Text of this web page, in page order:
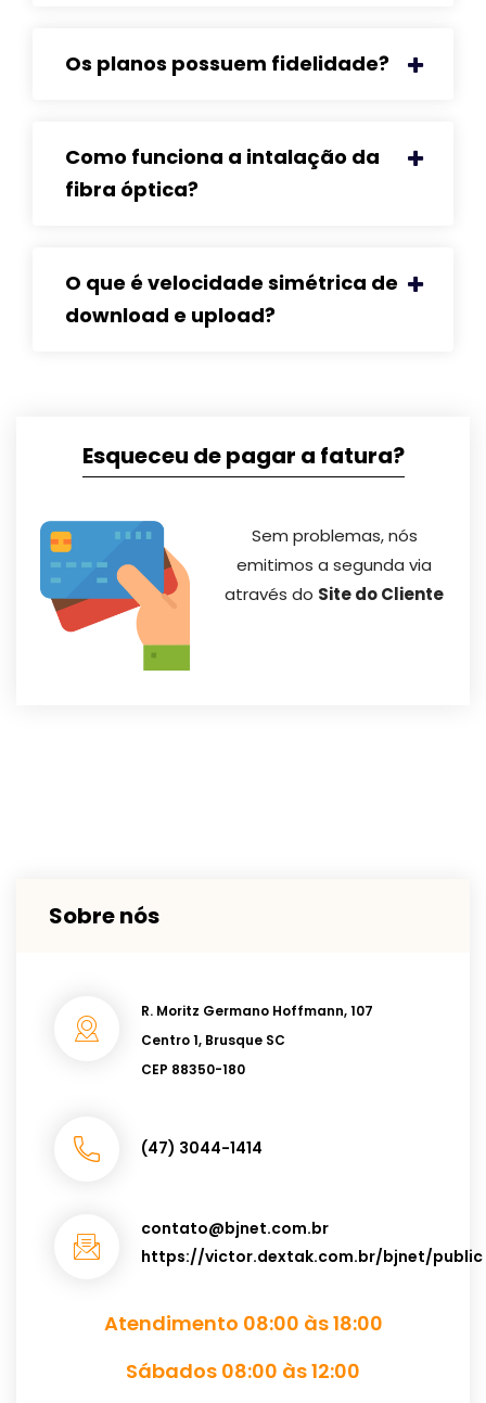
Os planos possuem fidelidade?
Como funciona a intalação da
fibra óptica?
O que é velocidade simétrica de
download e upload?
Esqueceu de pagar a fatura?
Sem problemas, nós
emitimos a segunda via
através do Site do Cliente
Sobre nós
R. Moritz Germano Hoffmann, 107
Centro 1, Brusque SC
CEP 88350-180
(47) 3044-1414
contato@bjnet.com.br
https://victor.dextak.com.br/bjnet/public
Atendimento 08:00 às 18:00
Sábados 08:00 às 12:00